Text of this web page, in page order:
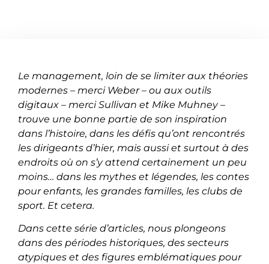
Le management, loin de se limiter aux théories
modernes – merci Weber – ou aux outils
digitaux – merci Sullivan et Mike Muhney –
trouve une bonne partie de son inspiration
dans l’histoire, dans les défis qu’ont rencontrés
les dirigeants d’hier, mais aussi et surtout à des
endroits où on s’y attend certainement un peu
moins… dans les mythes et légendes, les contes
pour enfants, les grandes familles, les clubs de
sport. Et cetera.
Dans cette série d’articles, nous plongeons
dans des périodes historiques, des secteurs
atypiques et des figures emblématiques pour